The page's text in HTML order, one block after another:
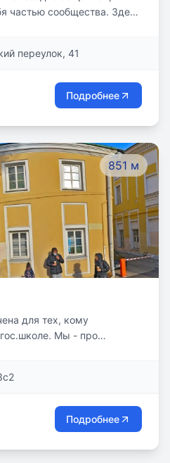
частью сообщества. Здесь
`неудобным`.
переулок, 41
Подробнее
851 м
для тех, кому
Мы - про
взаимодействие
учиться. Наша
большая семья,
Подробнее